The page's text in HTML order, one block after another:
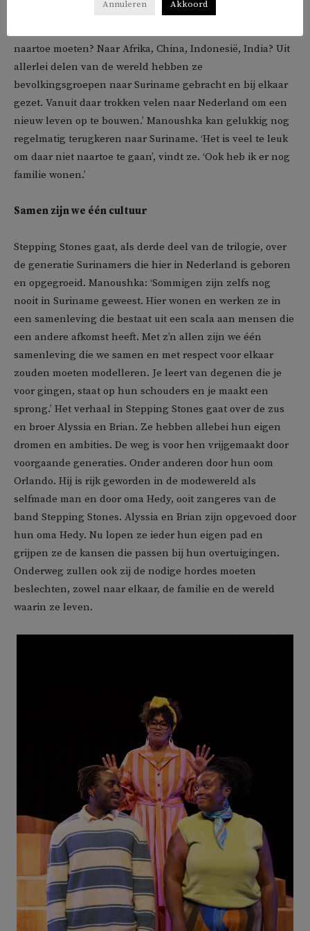
dan een volwaardig Nederlands staatsburger. We zijn ons
naartoe moeten? Naar Afrika, China, Indonesië, India? Uit
allerlei delen van de wereld hebben ze
bevolkingsgroepen naar Suriname gebracht en bij elkaar
gezet. Vanuit daar trokken velen naar Nederland om een
nieuw leven op te bouwen.’ Manoushka kan gelukkig nog
regelmatig terugkeren naar Suriname. ‘Het is veel te leuk
om daar niet naartoe te gaan’, vindt ze. ‘Ook heb ik er nog
familie wonen.’
Samen zijn we één cultuur
Stepping Stones gaat, als derde deel van de trilogie, over
de generatie Surinamers die hier in Nederland is geboren
en opgegroeid. Manoushka: ‘Sommigen zijn zelfs nog
nooit in Suriname geweest. Hier wonen en werken ze in
een samenleving die bestaat uit een scala aan mensen die
een andere afkomst heeft. Met z’n allen zijn we één
samenleving die we samen en met respect voor elkaar
zouden moeten modelleren. Je leert van degenen die je
voor gingen, staat op hun schouders en je maakt een
sprong.’ Het verhaal in Stepping Stones gaat over de zus
en broer Alyssia en Brian. Ze hebben allebei hun eigen
dromen en ambities. De weg is voor hen vrijgemaakt door
voorgaande generaties. Onder anderen door hun oom
Orlando. Hij is rijk geworden in de modewereld als
selfmade man en door oma Hedy, ooit zangeres van de
band Stepping Stones. Alyssia en Brian zijn opgevoed door
hun oma Hedy. Nu lopen ze ieder hun eigen pad en
grijpen ze de kansen die passen bij hun overtuigingen.
Onderweg zullen ook zij de nodige hordes moeten
beslechten, zowel naar elkaar, de familie en de wereld
waarin ze leven.
Annuleren Akkoord